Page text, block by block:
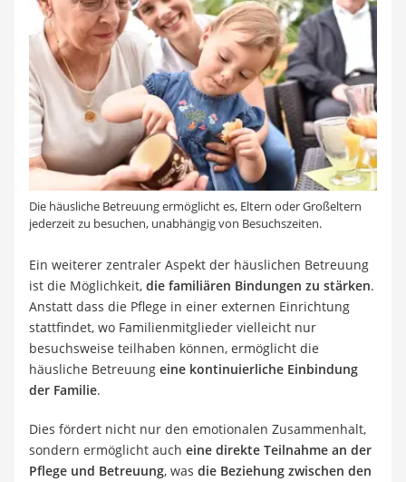
Die häusliche Betreuung ermöglicht es, Eltern oder Großeltern
jederzeit zu besuchen, unabhängig von Besuchszeiten.
Ein weiterer zentraler Aspekt der häuslichen Betreuung
ist die Möglichkeit, die familiären Bindungen zu stärken.
Anstatt dass die Pflege in einer externen Einrichtung
stattfindet, wo Familienmitglieder vielleicht nur
besuchsweise teilhaben können, ermöglicht die
häusliche Betreuung eine kontinuierliche Einbindung
der Familie.
Dies fördert nicht nur den emotionalen Zusammenhalt,
sondern ermöglicht auch eine direkte Teilnahme an der
Pflege und Betreuung, was die Beziehung zwischen den